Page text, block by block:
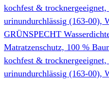
GRÜNSPECHT
Matratzenschutz, 100 %
kochfest &
urinundurchlässig (163-00),